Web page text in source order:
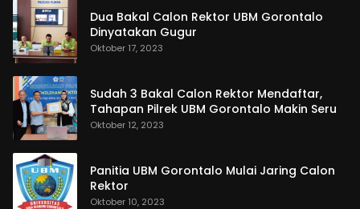
Dua Bakal Calon Rektor UBM Gorontalo
Dinyatakan Gugur
Oktober 17, 2023
Sudah 3 Bakal Calon Rektor Mendaftar,
Tahapan Pilrek UBM Gorontalo Makin Seru
Oktober 12, 2023
Panitia UBM Gorontalo Mulai Jaring Calon
Rektor
Oktober 10, 2023